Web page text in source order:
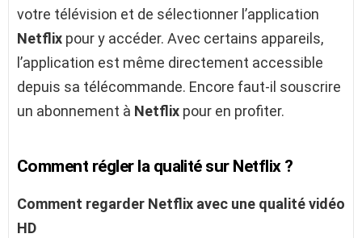
votre télévision et de sélectionner l’application
Netflix pour y accéder. Avec certains appareils,
l’application est même directement accessible
depuis sa télécommande. Encore faut-il souscrire
un abonnement à Netflix pour en profiter.
Comment régler la qualité sur Netflix ?
Comment regarder Netflix avec une qualitévidéo
HD